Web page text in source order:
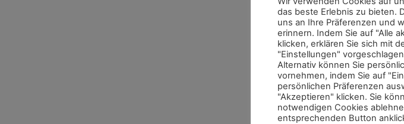
das beste Erlebnis zu bieten.
uns an Ihre Präferenzen und
erinnern. Indem Sie auf "Alle
klicken, erklären Sie sich mit
"Einstellungen"
Alternativ können Sie
vornehmen, indem Sie auf
persönlichen Präferenzen
"Akzeptieren" klicken. Sie
notwendigen Cookies
entsprechenden Button